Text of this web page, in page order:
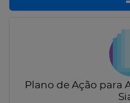
Plano de Ação para